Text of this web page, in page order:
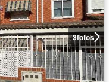
3fotos